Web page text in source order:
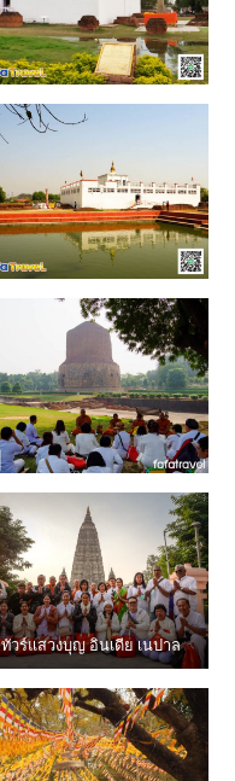
ทัวร์แสวงบุญ อินเดีย เนปาล